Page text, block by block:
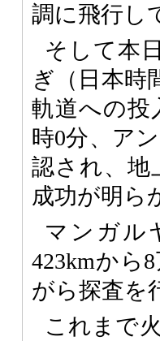
調に飛行し
そして本
ぎ（日本時
軌道への投
時0分、ア
認され、地
成功が明ら
マンガル
423kmから
がら探査を
これまで